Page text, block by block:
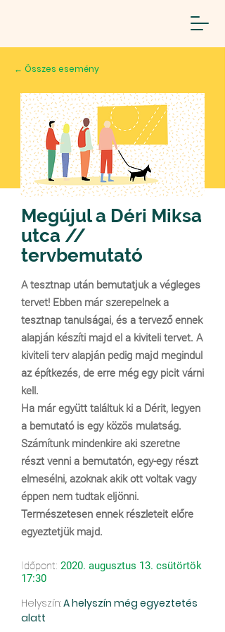
← Összes esemény
Megújul a Déri Miksa
utca //
tervbemutató
A tesztnap után bemutatjuk a végleges
tervet! Ebben már szerepelnek a
tesztnap tanulságai, és a tervező ennek
alapján készíti majd el a kiviteli tervet. A
kiviteli terv alapján pedig majd megindul
az építkezés, de erre még egy picit várni
kell.
Ha már együtt találtuk ki a Dérit, legyen
a bemutató is egy közös mulatság.
Számítunk mindenkire aki szeretne
részt venni a bemutatón, egy-egy részt
elmesélni, azoknak akik ott voltak vagy
éppen nem tudtak eljönni.
Természetesen ennek részleteit előre
egyeztetjük majd.
Időpont: 2020. augusztus 13. csütörtök
17:30
Helyszín:A helyszín még egyeztetés
alatt